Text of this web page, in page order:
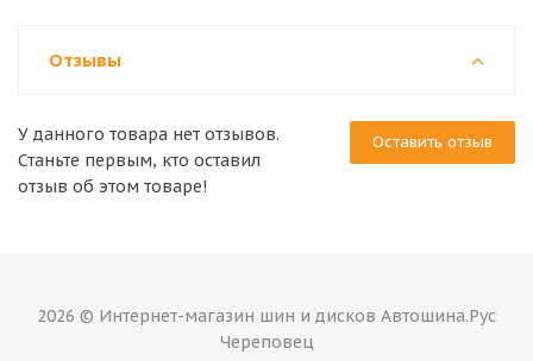
Отзывы
Оставить отзыв
У данного товара нет отзывов.
Станьте первым, кто оставил
отзыв об этом товаре!
2026 © Интернет-магазин шин и дисков Автошина.Рус
Череповец